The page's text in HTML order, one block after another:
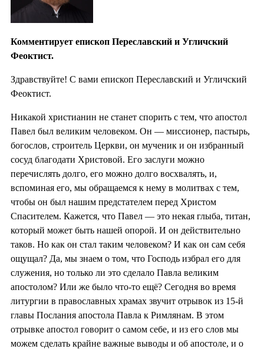
Комментирует епископ Переславский и Угличский
Феоктист.
Здравствуйте! С вами епископ Переславский и Угличский
Феоктист.
Никакой христианин не станет спорить с тем, что апостол
Павел был великим человеком. Он — миссионер, пастырь,
богослов, строитель Церкви, он мученик и он избранный
сосуд благодати Христовой. Его заслуги можно
перечислять долго, его можно долго восхвалять, и,
вспоминая его, мы обращаемся к нему в молитвах с тем,
чтобы он был нашим предстателем перед Христом
Спасителем. Кажется, что Павел — это некая глыба, титан,
который может быть нашей опорой. И он действительно
таков. Но как он стал таким человеком? И как он сам себя
ощущал? Да, мы знаем о том, что Господь избрал его для
служения, но только ли это сделало Павла великим
апостолом? Или же было что-то ещё? Сегодня во время
литургии в православных храмах звучит отрывок из 15-й
главы Послания апостола Павла к Римлянам. В этом
отрывке апостол говорит о самом себе, и из его слов мы
можем сделать крайне важные выводы и об апостоле, и о